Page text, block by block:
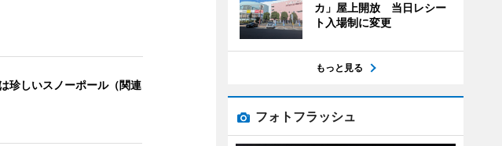
珍しいスノーポール（関連
カ」屋上開放 当日レシー
ト入場制に変更
もっと見る
フォトフラッシュ